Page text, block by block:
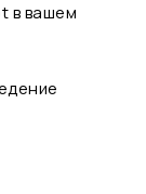
в вашем